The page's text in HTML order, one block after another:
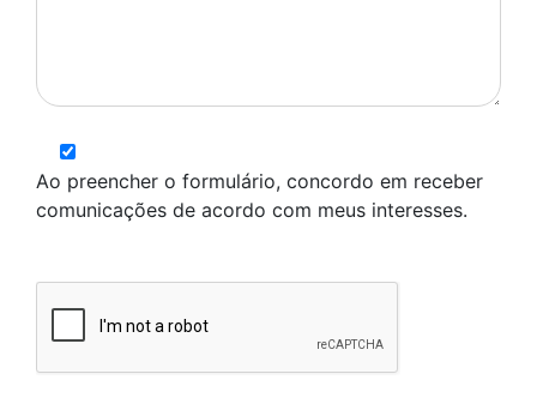
Ao preencher o formulário, concordo em receber
comunicações de acordo com meus interesses.